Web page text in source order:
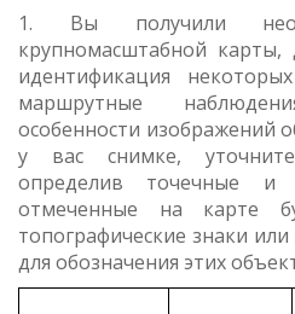
1. Вы получили
крупномасштабной карты,
идентификация
маршрутные
особенности изображений
у вас снимке,
определив точечные и
отмеченные на карте
топографические знаки
для обозначения этих